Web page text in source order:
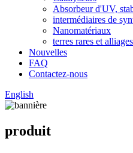
Absorbeur d'UV,
intermédiaires de
Nanomatériaux
terres rares et alliages
Nouvelles
FAQ
Contactez-nous
English
produit